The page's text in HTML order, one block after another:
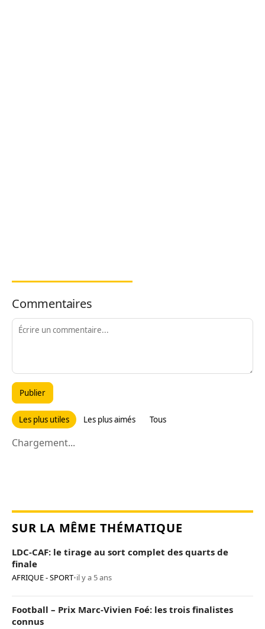
Commentaires
Publier
Les plus utiles Les plus aimés Tous
Chargement...
SUR LA MÊME THÉMATIQUE
LDC-CAF: le tirage au sort complet des quarts de
finale
AFRIQUE - SPORT•il y a 5 ans
Football – Prix Marc-Vivien Foé: les trois finalistes
connus